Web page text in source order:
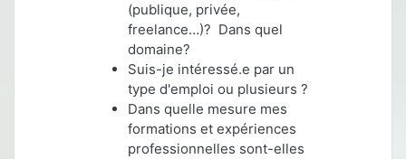
(publique, privée,
freelance…)? Dans quel
domaine?
Suis-je intéressé.e par un
type d'emploi ou plusieurs ?
Dans quelle mesure mes
formations et expériences
professionnelles sont-elles